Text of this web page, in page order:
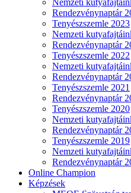
Nemzeti
Rendezvénynaptár
Tenyészszemle 2023
Nemzeti
Rendezvénynaptár
Tenyészszemle 2022
Nemzeti
Rendezvénynaptár
Tenyészszemle 2021
Rendezvénynaptár
Tenyészszemle 2020
Nemzeti
Rendezvénynaptár
Tenyészszemle 2019
Nemzeti
Rendezvénynaptár
Online Champion
Képzések